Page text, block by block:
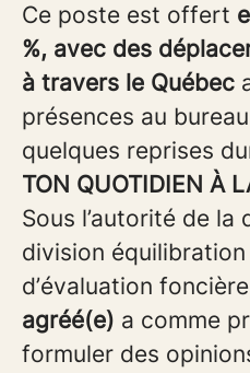
Ce poste est offert
%, avec des
à travers le Québec
présences au
quelques reprises
TON QUOTIDIEN À
Sous l’autorité de la
division
d’évaluation
agréé(e) a comme
formuler des